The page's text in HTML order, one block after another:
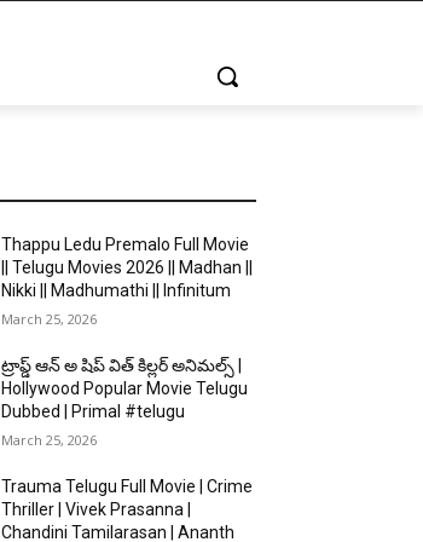
Thappu Ledu Premalo Full Movie
|| Telugu Movies 2026 || Madhan ||
Nikki || Madhumathi || Infinitum
March 25, 2026
ట్రాప్డ్ ఆన్ అ షిప్ విత్ కిల్లర్ అనిమల్స్ |
Hollywood Popular Movie Telugu
Dubbed | Primal #telugu
March 25, 2026
Trauma Telugu Full Movie | Crime
Thriller | Vivek Prasanna |
Chandini Tamilarasan | Ananth